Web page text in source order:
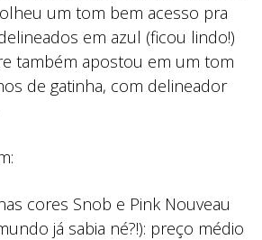
um tom bem acesso pra
em azul (ficou lindo!)
também apostou em um tom
de gatinha, com delineador
cores Snob e Pink Nouveau
já sabia né?!): preço médio